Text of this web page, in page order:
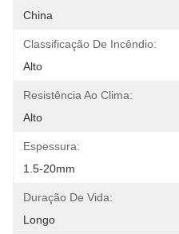
China
Classificação De Incêndio:
Alto
Resistência Ao Clima:
Alto
Espessura:
1.5-20mm
Duração De Vida:
Longo